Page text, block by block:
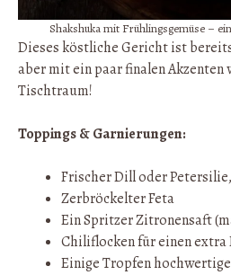
Shakshuka mit Frühlingsgemüse –
Dieses köstliche Gericht ist
aber mit ein paar finalen Akzenten
Tischtraum!
Toppings & Garnierungen:
Frischer Dill oder
Zerbröckelter Feta
Ein Spritzer Zitronensaft
Chiliflocken für einen extra
Einige Tropfen